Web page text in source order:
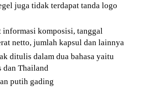
juga tidak terdapat tanda logo
informasi komposisi, tanggal
netto, jumlah kapsul dan lainnya
ditulis dalam dua bahasa yaitu
dan Thailand
putih gading